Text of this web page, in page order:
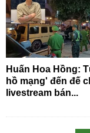
Huấn Hoa Hồng:
hồ mạng' đến đế
livestream bán...